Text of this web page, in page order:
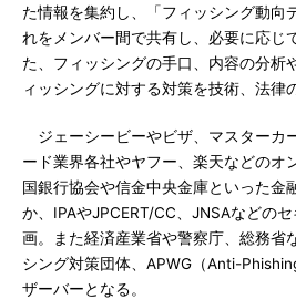
た情報を集約し、「フィッシング動向
れをメンバー間で共有し、必要に応じ
た、フィッシングの手口、内容の分析
ィッシングに対する対策を技術、法律
ジェーシービーやビザ、マスターカ
ード業界各社やヤフー、楽天などのオ
国銀行協会や信金中央金庫といった金
か、IPAやJPCERT/CC、JNSAなどの
画。また経済産業省や警察庁、総務省
シング対策団体、APWG（Anti-
ザーバーとなる。